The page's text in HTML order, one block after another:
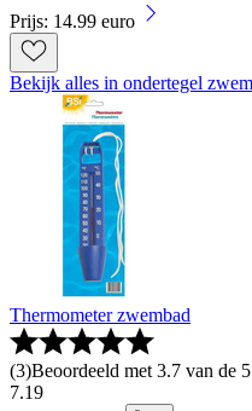
Prijs: 14.99 euro
Bekijk alles in ondertegel
Thermometer zwembad
(3)Beoordeeld met 3.7 van de
7.19